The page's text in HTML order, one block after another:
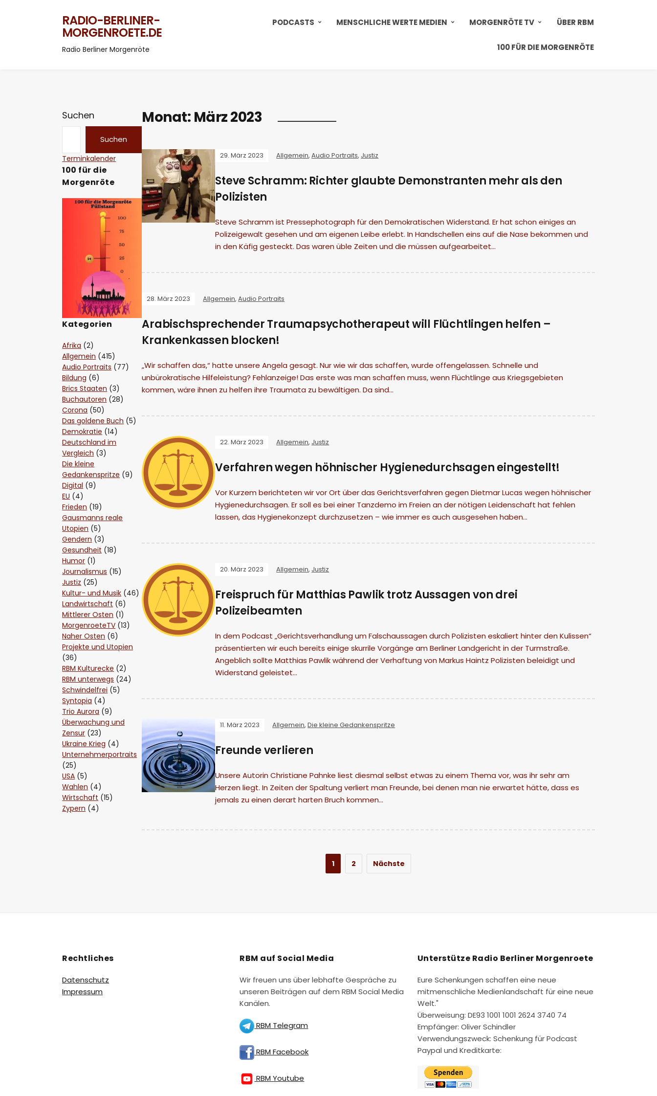
RADIO-BERLINER-
MORGENROETE.DE
Radio Berliner Morgenröte
PODCASTS MENSCHLICHE WERTE MEDIEN MORGENRÖTE TV ÜBER RBM
100 FÜR DIE MORGENRÖTE
Monat: März 2023
29. März 2023 Allgemein,Audio Portraits, Justiz
Steve Schramm: Richter glaubte Demonstranten mehr als den
Polizisten
Steve Schramm ist Pressephotograph für den Demokratischen Widerstand. Er hat schon einiges an
Polizeigewalt gesehen und am eigenen Leibe erlebt. In Handschellen eins auf die Nase bekommen und
in den Käfig gesteckt. Das waren üble Zeiten und die müssen aufgearbeitet…
28. März 2023 Allgemein,Audio Portraits
Arabischsprechender Traumapsychotherapeut will Flüchtlingen helfen –
Krankenkassen blocken!
„Wir schaffen das,“ hatte unsere Angela gesagt. Nur wie wir das schaffen, wurde offengelassen. Schnelle und
unbürokratische Hilfeleistung? Fehlanzeige! Das erste was man schaffen muss, wenn Flüchtlinge aus Kriegsgebieten
kommen, wäre ihnen zu helfen ihre Traumata zu bewältigen. Da sind…
22. März 2023 Allgemein, Justiz
Verfahren wegen höhnischer Hygienedurchsagen eingestellt!
Vor Kurzem berichteten wir vor Ort über das Gerichtsverfahren gegen Dietmar Lucas wegen höhnischer
Hygienedurchsagen. Er soll es bei einer Tanzdemo im Freien an der nötigen Leidenschaft hat fehlen
lassen, das Hygienekonzept durchzusetzen – wie immer es auch ausgesehen haben…
20. März 2023 Allgemein, Justiz
Freispruch für Matthias Pawlik trotz Aussagen von drei
Polizeibeamten
In dem Podcast „Gerichtsverhandlung um Falschaussagen durch Polizisten eskaliert hinter den Kulissen“
präsentierten wir euch bereits einige skurrile Vorgänge am Berliner Landgericht in der Turmstraße.
Angeblich sollte Matthias Pawlik während der Verhaftung von Markus Haintz Polizisten beleidigt und
Widerstand geleistet…
11. März 2023 Allgemein,Die kleine Gedankenspritze
Freunde verlieren
Unsere Autorin Christiane Pahnke liest diesmal selbst etwas zu einem Thema vor, was ihr sehr am
Herzen liegt. In Zeiten der Spaltung verliert man Freunde, bei denen man nie erwartet hätte, dass es
jemals zu einen derart harten Bruch kommen…
1 2 Nächste
Suchen
Suchen
Terminkalender
100 für die
Morgenröte
Kategorien
Afrika (2)
Allgemein (415)
Audio Portraits (77)
Bildung (6)
Brics Staaten (3)
Buchautoren (28)
Corona (50)
Das goldene Buch (5)
Demokratie (14)
Deutschland im
Vergleich (3)
Die kleine
Gedankenspritze (9)
Digital (9)
EU (4)
Frieden (19)
Gausmanns reale
Utopien (5)
Gendern (3)
Gesundheit (18)
Humor (1)
Journalismus (15)
Justiz (25)
Kultur- und Musik (46)
Landwirtschaft (6)
Mittlerer Osten (1)
MorgenroeteTV (13)
Naher Osten (6)
Projekte und Utopien
(36)
RBM Kulturecke (2)
RBM unterwegs (24)
Schwindelfrei (5)
Syntopia (4)
Trio Aurora (9)
Überwachung und
Zensur (23)
Ukraine Krieg (4)
Unternehmerportraits
(25)
USA (5)
Wahlen (4)
Wirtschaft (15)
Zypern (4)
Rechtliches
Datenschutz
Impressum
RBM auf Social Media
Wir freuen uns über lebhafte Gespräche zu
unseren Beiträgen auf dem RBM Social Media
Kanälen.
RBM Telegram
RBM Facebook
RBM Youtube
Unterstütze Radio Berliner Morgenroete
Eure Schenkungen schaffen eine neue
mitmenschliche Medienlandschaft für eine neue
Welt."
Überweisung: DE93 1001 1001 2624 3740 74
Empfänger: Oliver Schindler
Verwendungszweck: Schenkung für Podcast
Paypal und Kreditkarte: